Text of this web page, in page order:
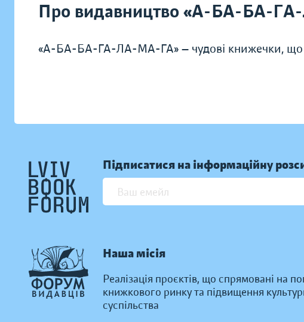
Про видавництво «А-БА-БА-
«А-БА-БА-ГА-ЛА-МА-ГА» — чудові книжечки, що
Підписатися на інформаційну
Наша місія
Реалізація проєктів, що спрямовані на
книжкового ринку та підвищення
суспільства